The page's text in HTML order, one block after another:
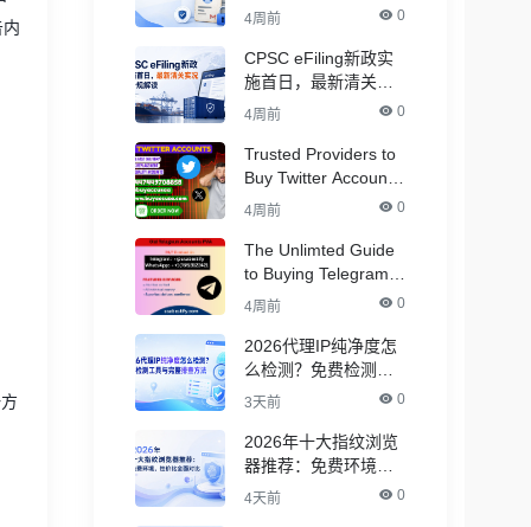
Accounts
4周前 0
CPSC eFiling新政实
施首日，最新清关实
况与合规解读
4周前 0
Trusted Providers to
Buy Twitter Accounts
in Bulk for Crypto
4周前 0
The Unlimted Guide
to Buying Telegram
Accounts - ( PVA &
4周前 0
2026代理IP纯净度怎
么检测？免费检测工
具与完整排查方法
3天前 0
2026年十大指纹浏览
器推荐：免费环境，
性价比全面对比
4天前 0